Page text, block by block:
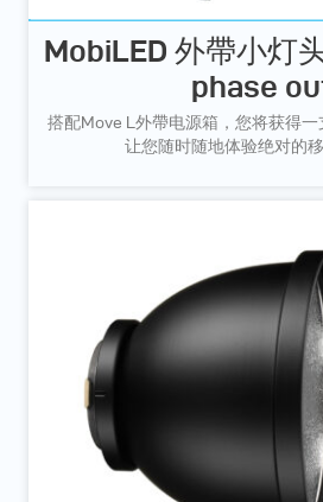
MobiLED 外帶小灯
phase
搭配Move L外帶电源箱，您将获得一
让您随时随地体验绝对的移